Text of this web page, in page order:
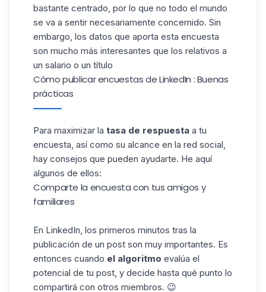
bastante centrado, por lo que no todo el mundo
se va a sentir necesariamente concernido. Sin
embargo, los datos que aporta esta encuesta
son mucho más interesantes que los relativos a
un salario o un título
Cómo publicar encuestas de LinkedIn : Buenas
prácticas
Para maximizar la tasa de respuesta a tu
encuesta, así como su alcance en la red social,
hay consejos que pueden ayudarte. He aquí
algunos de ellos:
Comparte la encuesta con tus amigos y
familiares
En LinkedIn, los primeros minutos tras la
publicación de un post son muy importantes. Es
entonces cuando el algoritmo evalúa el
potencial de tu post, y decide hasta qué punto lo
compartirá con otros miembros. 😉